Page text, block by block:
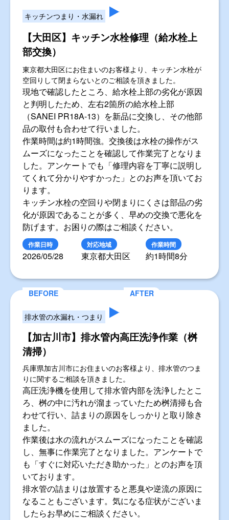
キッチンつまり・水漏れ
【大田区】キッチン水栓修理（給水栓上
部交換）
東京都大田区にお住まいのお客様より、キッチン水栓が
空回りして閉まらないとのご相談を頂きました。
現地で確認したところ、給水栓上部の劣化が原因
と判明したため、左右2箇所の給水栓上部
（SANEI PR18A-13）を新品に交換し、その他部
品の取付も合わせて行いました。
作業時間は約1時間強。交換後は水栓の操作がス
ムーズになったことを確認して作業完了となりま
した。アンケートでも「修理内容を丁寧に説明し
てくれて分かりやすかった」とのお声を頂いてお
ります。
キッチン水栓の空回りや閉まりにくさは部品の劣
化が原因であることが多く、早めの交換で悪化を
防げます。お困りの際はご相談ください。
作業日時
2026/05/28
対応地域
東京都大田区
作業時間
約1時間8分
排水管の水漏れ・つまり
【加古川市】排水管内高圧洗浄作業（桝
清掃）
兵庫県加古川市にお住まいのお客様より、排水管のつま
りに関するご相談を頂きました。
高圧洗浄機を使用して排水管内部を洗浄したとこ
ろ、桝の中に汚れが溜まっていたため桝清掃も合
わせて行い、詰まりの原因をしっかりと取り除き
ました。
作業後は水の流れがスムーズになったことを確認
し、無事に作業完了となりました。アンケートで
も「すぐに対応いただき助かった」とのお声を頂
いております。
排水管の詰まりは放置すると悪臭や逆流の原因に
なることもございます。気になる症状がございま
したらお早めにご相談ください。